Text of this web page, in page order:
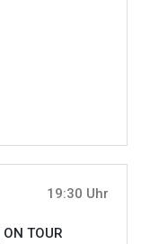
19:30 Uhr
ON TOUR